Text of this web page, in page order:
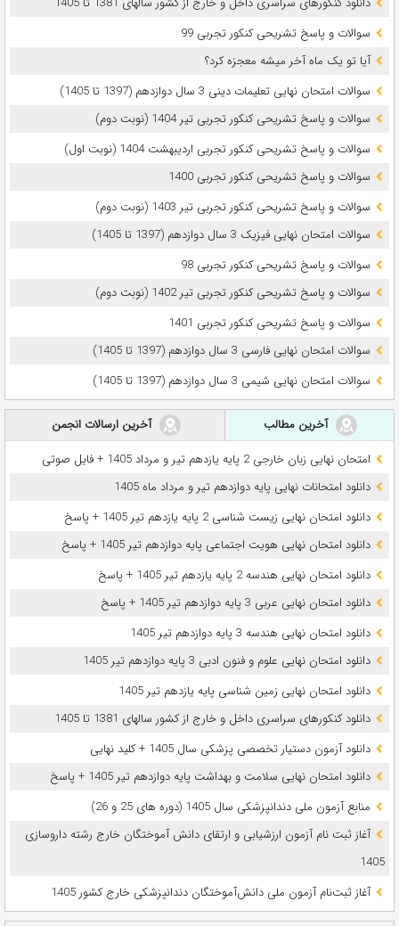
سوالات و پاسخ تشریحی کنکور تجربی 99
آیا تو یک ماه آخر میشه معجزه کرد؟
سوالات امتحان نهایی تعلیمات دینی 3 سال دوازدهم (1397 تا 1405)
سوالات و پاسخ تشریحی کنکور تجربی تیر 1404 (نوبت دوم)
سوالات و پاسخ تشریحی کنکور تجربی اردیبهشت 1404 (نوبت اول)
سوالات و پاسخ تشریحی کنکور تجربی 1400
سوالات و پاسخ تشریحی کنکور تجربی تیر 1403 (نوبت دوم)
سوالات امتحان نهایی فیزیک 3 سال دوازدهم (1397 تا 1405)
سوالات و پاسخ تشریحی کنکور تجربی 98
سوالات و پاسخ تشریحی کنکور تجربی تیر 1402 (نوبت دوم)
سوالات و پاسخ تشریحی کنکور تجربی 1401
سوالات امتحان نهایی فارسی 3 سال دوازدهم (1397 تا 1405)
سوالات امتحان نهایی شیمی 3 سال دوازدهم (1397 تا 1405)
آخرین مطالب
آخرین ارسالات انجمن
امتحان نهایی زبان خارجی 2 پایه یازدهم تیر و مرداد 1405 + فایل صوتی
دانلود امتحانات نهایی پایه دوازدهم تیر و مرداد ماه 1405
دانلود امتحان نهایی زیست شناسی 2 پایه یازدهم تیر 1405 + پاسخ
دانلود امتحان نهایی هویت اجتماعی پایه دوازدهم تیر 1405 + پاسخ
دانلود امتحان نهایی هندسه 2 پایه یازدهم تیر 1405 + پاسخ
دانلود امتحان نهایی عربی 3 پایه دوازدهم تیر 1405 + پاسخ
دانلود امتحان نهایی هندسه 3 پایه دوازدهم تیر 1405
دانلود امتحان نهایی علوم و فنون ادبی 3 پایه دوازدهم تیر 1405
دانلود امتحان نهایی زمین شناسی پایه یازدهم تیر 1405
دانلود کنکورهای سراسری داخل و خارج از کشور سالهای 1381 تا 1405
دانلود آزمون دستیار تخصصی پزشکی سال 1405 + کلید نهایی
دانلود امتحان نهایی سلامت و بهداشت پایه دوازدهم تیر 1405 + پاسخ
ﻣﻨﺎﺑﻊ آزﻣﻮن ﻣﻠﯽ دندانپزشکی سال 1405 (دوره های 25 و 26)
آغاز ثبت نام آزمون‌ ارزشیابی و ارتقای دانش آموختگان خارج رشته داروسازی
1405
آغاز ثبت‌نام آزمون ملی دانش‌آموختگان دندانپزشکی خارج کشور 1405